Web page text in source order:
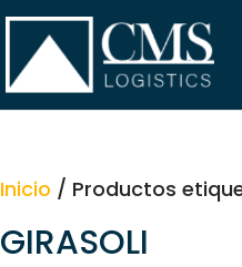
Inicio / Productos
GIRASOLI